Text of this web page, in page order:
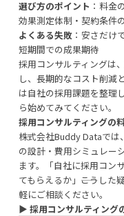
選び方のポイント ：料金
効果測定体制・契約条件
よくある失敗：安さだけ
短期間での成果期待
採用コンサルティングは
し、長期的なコスト削減
は自社の採用課題を整理
ら始めてみてください。
採用コンサルティングの
株式会社Buddy Dataで
の設計・費用シミュレー
ます。「自社に採用コン
てもらえるか」――こうし
軽にご相談ください。
▶︎ 採用コンサルティング